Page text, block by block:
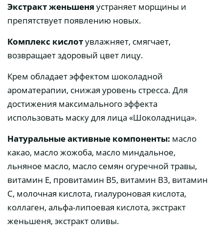
Экстракт женьшеня устраняет морщины и
препятствует появлению новых.
Комплекс кислотувлажняет, смягчает,
возвращает здоровый цвет лицу.
Крем обладает эффектом шоколадной
ароматерапии, снижая уровень стресса. Для
достижения максимального эффекта
использовать маску для лица «Шоколадница».
Натуральные активные компоненты: масло
какао, масло жожоба, масло миндальное,
льняное масло, масло семян огуречной травы,
витамин Е, провитамин В5, витамин В3, витамин
С, молочная кислота, гиалуроновая кислота,
коллаген, альфа-липоевая кислота, экстракт
женьшеня, экстракт оливы.